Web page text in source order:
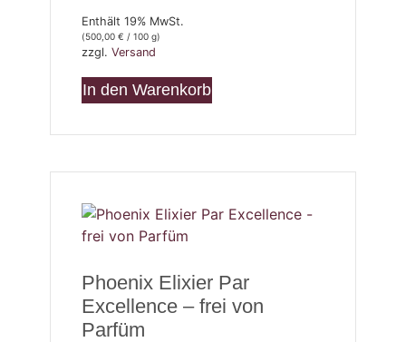
Enthält 19% MwSt.
(500,00 € / 100 g)
zzgl. Versand
In den Warenkorb
Phoenix Elixier Par
Excellence – frei von
Parfüm